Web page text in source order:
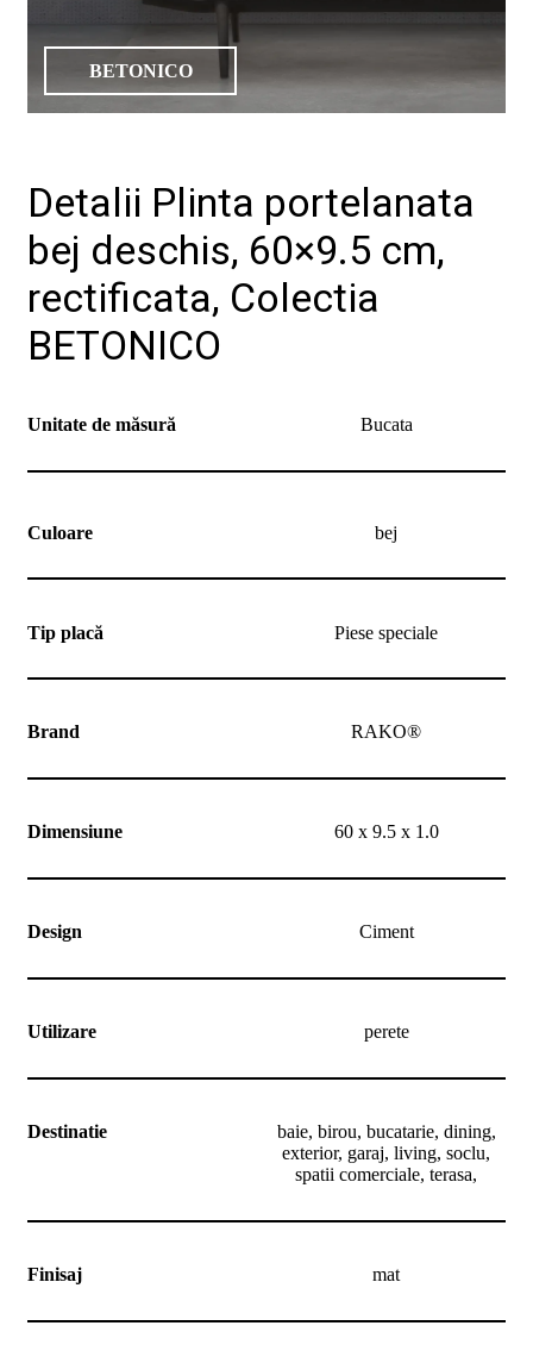
Produse
Catalog
Colecții
De
unde
Soluții
complete
noi
Devino
BETONICO
Detalii Plinta portelanata
bej deschis, 60×9.5 cm,
rectificata, Colectia
BETONICO
Unitate de măsură Bucata
Culoare bej
Tip placă Piese speciale
Brand RAKO®
Dimensiune 60 x 9.5 x 1.0
Design Ciment
Utilizare perete
Destinatie
baie, birou, bucatarie, dining,
exterior, garaj, living, soclu,
spatii comerciale, terasa,
Finisaj mat